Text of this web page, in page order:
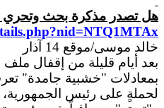
هل تصدر مذكرة بحث وتحري
خالد موسى/موقع 14 آذار
بعد أيام قليلة من إقفال
بمعادلات "خشبية جامدة"
لحملةٍ على رئيس